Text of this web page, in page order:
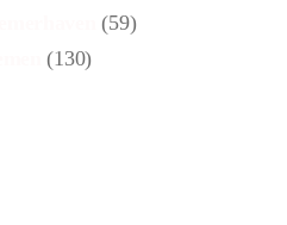
(59)
(130)